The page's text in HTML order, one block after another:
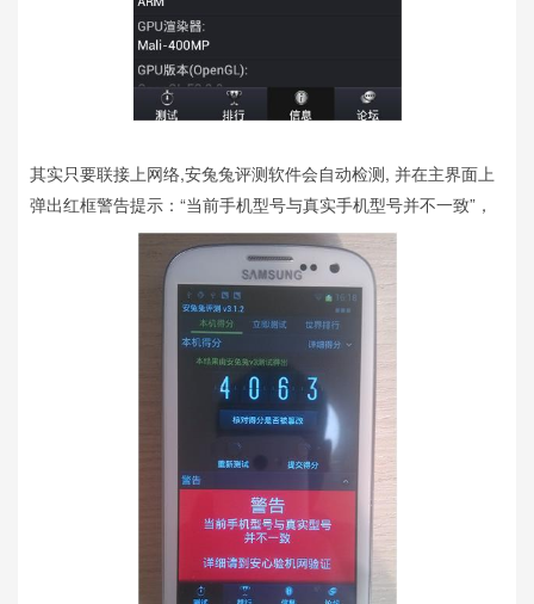
其实只要联接上网络,安兔兔评测软件会自动检测, 并在主界面上
弹出红框警告提示：“当前手机型号与真实手机型号并不一致”，